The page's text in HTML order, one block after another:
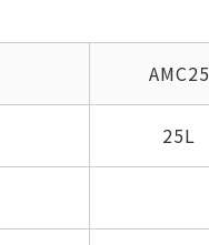
AMC25
25L